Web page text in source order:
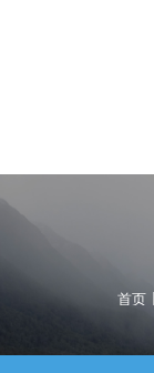
首页